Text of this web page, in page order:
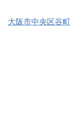
大阪市中央区谷